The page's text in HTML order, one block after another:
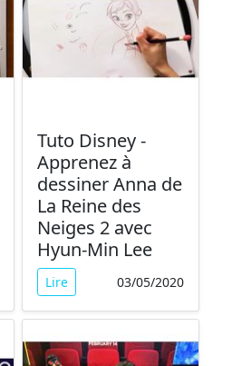
Tuto Disney -
Apprenez à
dessiner Anna de
La Reine des
Neiges 2 avec
Hyun-Min Lee
Lire 03/05/2020